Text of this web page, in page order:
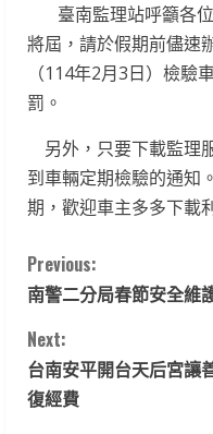
臺南監理站呼籲各位
將屆，請於假期前儘速
（114年2月3日）檢驗
罰。
另外，只要下載監理
到車輛定期檢驗的通知
期，歡迎車主多多下載
C
o
n
t
Previous:
南警二分局春節安全維
Next:
台南安平開台天后宮讓
復經費